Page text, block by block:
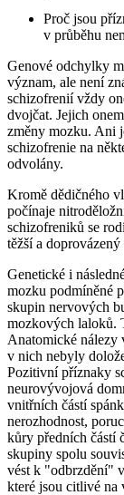
Proč jsou
v průběhu
Genové odchylky
význam, ale není
schizofrenií vždy
dvojčat. Jejich
změny mozku. Ani
schizofrenie na
odvolány.
Kromě dědičného
počínaje
schizofreniků se
těžší a
Genetické i
mozku podmíněné
skupin nervových
mozkových laloků.
Anatomické nálezy
v nich nebyly
Pozitivní příznaky
neurovývojová
vnitřních částí
nerozhodnost,
kůry předních částí
skupiny spolu
vést k "odbrzdění"
které jsou citlivé na